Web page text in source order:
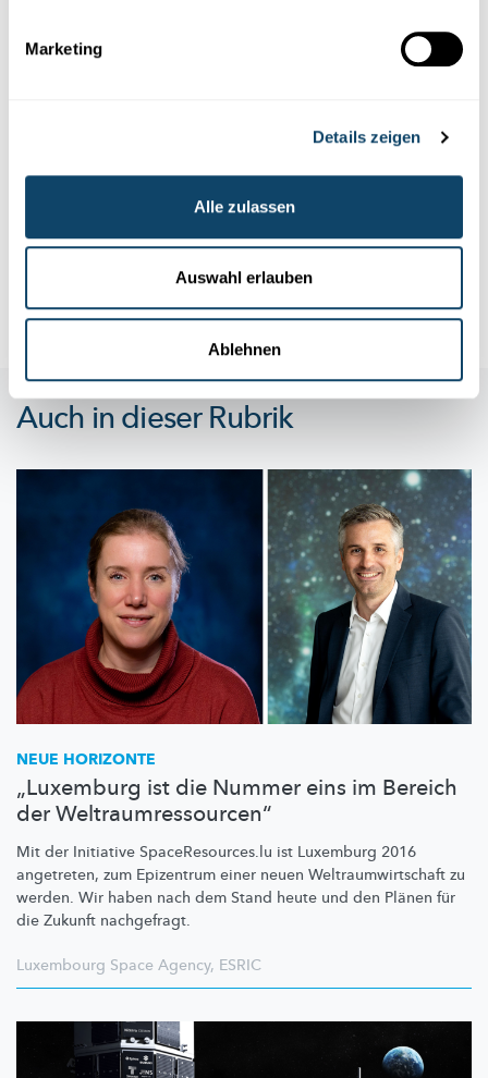
Marketing
Details zeigen
Alle zulassen
Auswahl erlauben
Ablehnen
Parkinson früh erkennen und individuell
Diagnose mitGrundlagenforschung,umParkinson-Patienten
FNR
Auch in dieser Rubrik
NEUE HORIZONTE
„Luxemburg ist die Nummer eins im Bereich
der Weltraumressourcen“
Mit der Initiative SpaceResources.lu ist Luxemburg 2016
angetreten, zum Epizentrum einer neuen Weltraumwirtschaft zu
werden. Wir haben nach dem Stand heute und den Plänen für
die Zukunft nachgefragt.
Luxembourg Space Agency, ESRIC